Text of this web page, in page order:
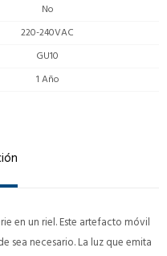
No
220-240VAC
GU10
1 Año
en un riel. Este artefacto móvil
sea necesario. La luz que emita